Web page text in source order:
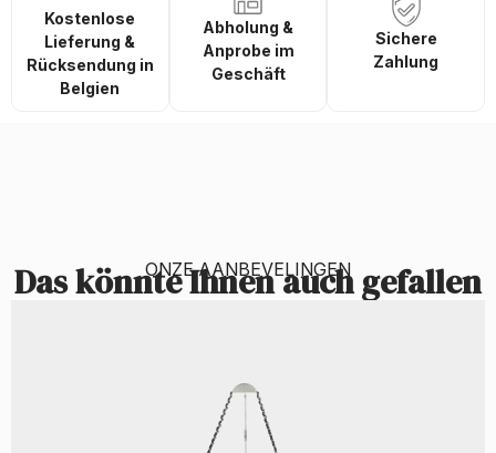
Kostenlose
Lieferung &
Rücksendung in
Belgien
Abholung &
Anprobe im
Geschäft
Sichere
Zahlung
ONZE AANBEVELINGEN
Das könnte Ihnen auch gefallen